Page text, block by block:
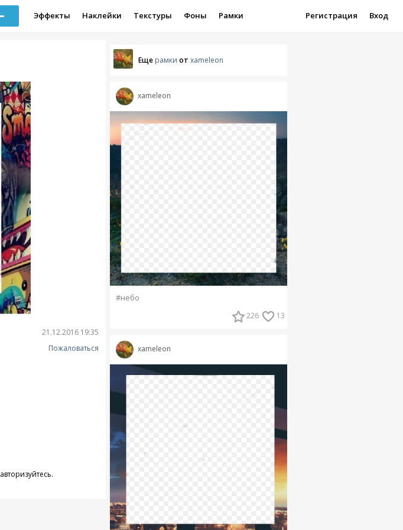
Эффекты Наклейки Текстуры Фоны Рамки Регистрация Вход
21.12.2016 19:35
Пожаловаться
авторизуйтесь.
Еще рамки от xameleon
xameleon
#небо
226 13
xameleon